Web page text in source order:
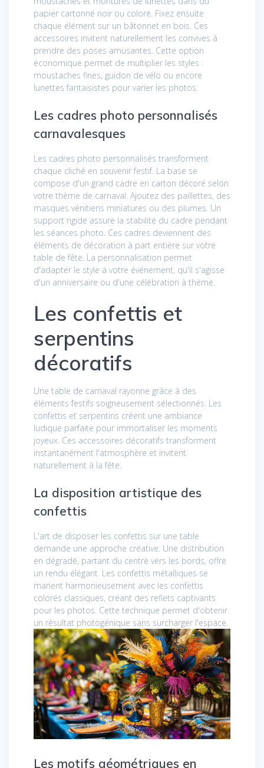
papier cartonné noir ou coloré. Fixez ensuite
chaque élément sur un bâtonnet en bois. Ces
accessoires invitent naturellement les convives à
prendre des poses amusantes. Cette option
économique permet de multiplier les styles :
moustaches fines, guidon de vélo ou encore
lunettes fantaisistes pour varier les photos.
Les cadres photo personnalisés
carnavalesques
Les cadres photo personnalisés transforment
chaque cliché en souvenir festif. La base se
compose d'un grand cadre en carton décoré selon
votre thème de carnaval. Ajoutez des paillettes, des
masques vénitiens miniatures ou des plumes. Un
support rigide assure la stabilité du cadre pendant
les séances photo. Ces cadres deviennent des
éléments de décoration à part entière sur votre
table de fête. La personnalisation permet
d'adapter le style à votre événement, qu'il s'agisse
d'un anniversaire ou d'une célébration à thème.
Les confettis et
serpentins
décoratifs
Une table de carnaval rayonne grâce à des
éléments festifs soigneusement sélectionnés. Les
confettis et serpentins créent une ambiance
ludique parfaite pour immortaliser les moments
joyeux. Ces accessoires décoratifs transforment
instantanément l'atmosphère et invitent
naturellement à la fête.
La disposition artistique des
confettis
L'art de disposer les confettis sur une table
demande une approche créative. Une distribution
en dégradé, partant du centre vers les bords, offre
un rendu élégant. Les confettis métalliques se
marient harmonieusement avec les confettis
colorés classiques, créant des reflets captivants
pour les photos. Cette technique permet d'obtenir
un résultat photogénique sans surcharger l'espace.
Les motifs géométriques en